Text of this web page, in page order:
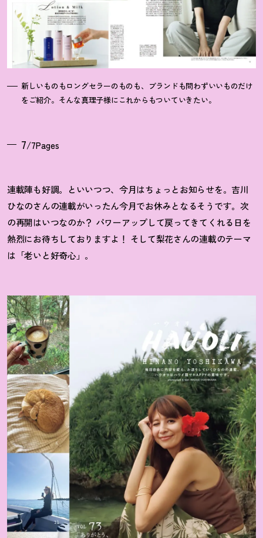
新しいものもロングセラーのものも、ブランドも問わずいいものだけ
をご紹介。そんな真理子様にこれからもついていきたい。
7/7Pages
連載陣も好調。といいつつ、今月はちょっとお知らせを。吉川
ひなのさんの連載がいったん今月でお休みとなるそうです。次
の再開はいつなのか？ パワーアップして戻ってきてくれる日を
熱烈にお待ちしておりますよ ！ そして梨花さんの連載のテーマ
は「老いと好奇心」。